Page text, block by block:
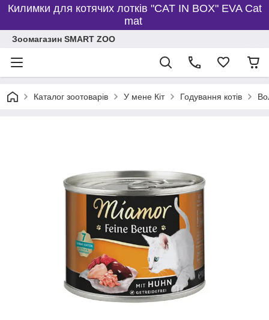
Килимки для котячих лотків "CAT IN BOX" EVA Cat
mat
Зоомагазин SMART ZOO
Каталог зоотоварів У мене Кіт Годування котів